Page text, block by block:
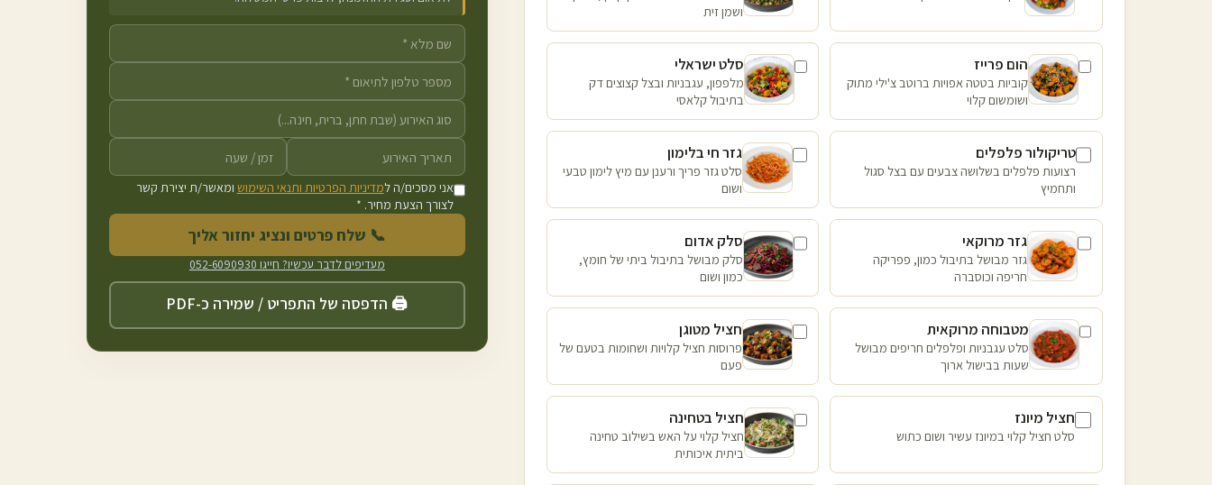
ושמן זית
הום פרייז
קוביות בטטה אפויות ברוטב צ'ילי מתוק
ושומשום קלוי
סלט ישראלי
מלפפון, עגבניות ובצל קצוצים דק
בתיבול קלאסי
טריקולור פלפלים
רצועות פלפלים בשלושה צבעים עם בצל סגול
ותחמיץ
גזר חי בלימון
סלט גזר פריך ורענן עם מיץ לימון טבעי
ושום
גזר מרוקאי
גזר מבושל בתיבול כמון, פפריקה
חריפה וכוסברה
סלק אדום
סלק מבושל בתיבול ביתי של חומץ,
כמון ושום
מטבוחה מרוקאית
סלט עגבניות ופלפלים חריפים מבושל
שעות בבישול ארוך
חציל מטוגן
פרוסות חציל קלויות ושחומות בטעם של
פעם
חציל מיונז
סלט חציל קלוי במיונז עשיר ושום כתוש
חציל בטחינה
חציל קלוי על האש בשילוב טחינה
ביתית איכותית
אני מסכים/ה למדיניות הפרטיות ותנאי השימוש ומאשר/ת יצירת קשר
לצורך הצעת מחיר. *
📞 שלח פרטים ונציג יחזור אליך
מעדיפים לדבר עכשיו? חייגו 052-6090930
🖨️ הדפסה של התפריט / שמירה כ-PDF